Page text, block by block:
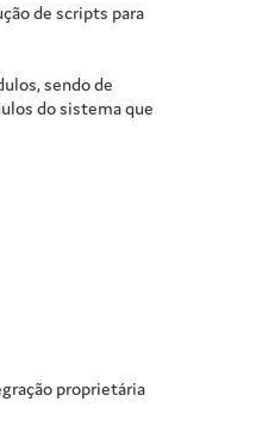
de scripts para
sendo de
do sistema que
proprietária